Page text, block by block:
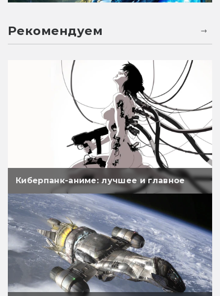
Рекомендуем
Киберпанк-аниме: лучшее и главное